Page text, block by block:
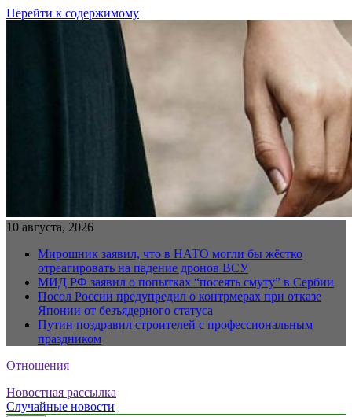
Перейти к содержимому
10 августа, 2026
Мирошник заявил, что в НАТО могли бы жёстко
отреагировать на падение дронов ВСУ
МИД РФ заявил о попытках “посеять смуту” в Сербии
Посол России предупредил о контрмерах при отказе
Японии от безъядерного статуса
Путин поздравил строителей с профессиональным
праздником
Отношения
Новостная рассылка
Случайные новости